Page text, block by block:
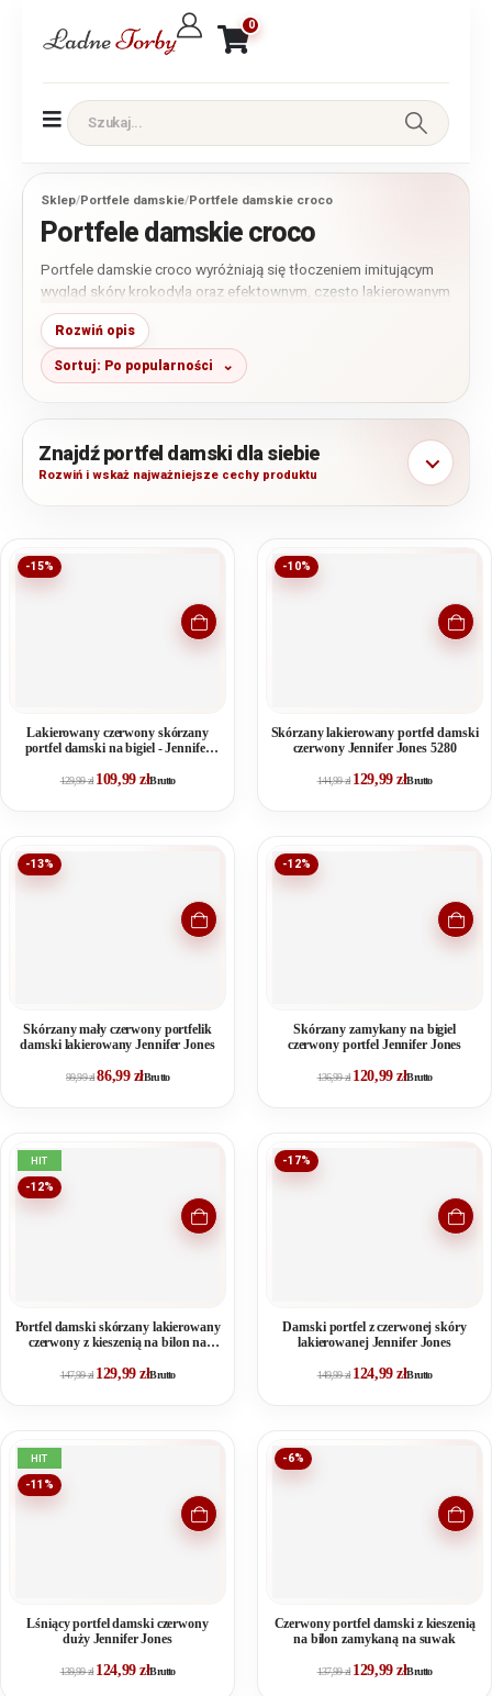
0
Sklep/Portfele damskie/Portfele damskie croco
Portfele damskie croco
Portfele damskie croco wyróżniają się tłoczeniem imitującym
wygląd skóry krokodyla oraz efektownym, często lakierowanym
wykończeniem. W tej kategorii znajdziesz modele ze skóry
naturalnej w różnych kolorach i rozmiarach – od małych portfeli
do niewielkiej torebki po duże fasony z bardziej rozbudowanym
wnętrzem.
kroko może być eleganckim dodatkiem na co dzień, a także
ciekawym pomysłem na prezent.
Rozwiń opis
Sortuj: Po popularności
Znajdź portfel damski dla siebie
Rozwiń i wskaż najważniejsze cechy produktu
-15%
Lakierowany czerwony skórzany
portfel damski na bigiel - Jennifer
129,99zł 109,99złBrutto
-10%
Skórzany lakierowany portfel damski
czerwony Jennifer Jones 5280
144,99zł 129,99złBrutto
-13%
Skórzany mały czerwony portfelik
damski lakierowany Jennifer Jones
99,99zł86,99 złBrutto
-12%
Skórzany zamykany na bigiel
czerwony portfel Jennifer Jones
136,99zł 120,99złBrutto
HIT
-12%
Portfel damski skórzany lakierowany
czerwony z kieszenią na bilon na
147,99zł 129,99złBrutto
-17%
Damski portfel z czerwonej skóry
lakierowanej Jennifer Jones
149,99zł 124,99złBrutto
HIT
-11%
Lśniący portfel damski czerwony
duży Jennifer Jones
139,99zł 124,99złBrutto
-6%
Czerwony portfel damski z kieszenią
na bilon zamykaną na suwak
137,99zł 129,99złBrutto